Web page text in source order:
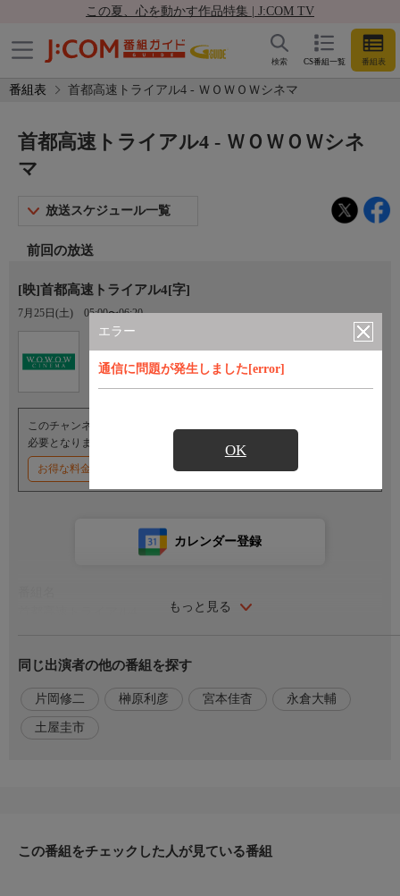
この夏、心を動かす作品特集 | J:COM TV
CS番組一覧 番組表
検索
番組表 首都高速トライアル4 - ＷＯＷＯＷシネマ
エラー
通信に問題が発生しました[error]
OK
首都高速トライアル4 - ＷＯＷＯＷシネ
マ
放送スケジュール一覧
前回の放送
[映]首都高速トライアル4[字]
7月25日(土) 05:00〜06:20
このチャンネルのご視聴には、オプションチャンネル(有料)のご契約が
必要となります。
お得な料金割引キャンペーン実施中
もっと見る
カレンダー登録
大学生の俊彦は、夜ごとに首都高速のタイムトライアルに繰り出
す“走り屋”。そんなある時、年の離れた彼の弟・恵一が余命半年
と判明する。走り屋の兄が自慢で、レーサーを夢見る幼い恵一の
期待に応えようと、俊彦は自分の愛車と父親の車を売り払い、恵
(1992年 日本)
同じ出演者の他の番組を探す
片岡修二 榊原利彦 宮本佳杳 永倉大輔
土屋圭市
この番組をチェックした人が見ている番組